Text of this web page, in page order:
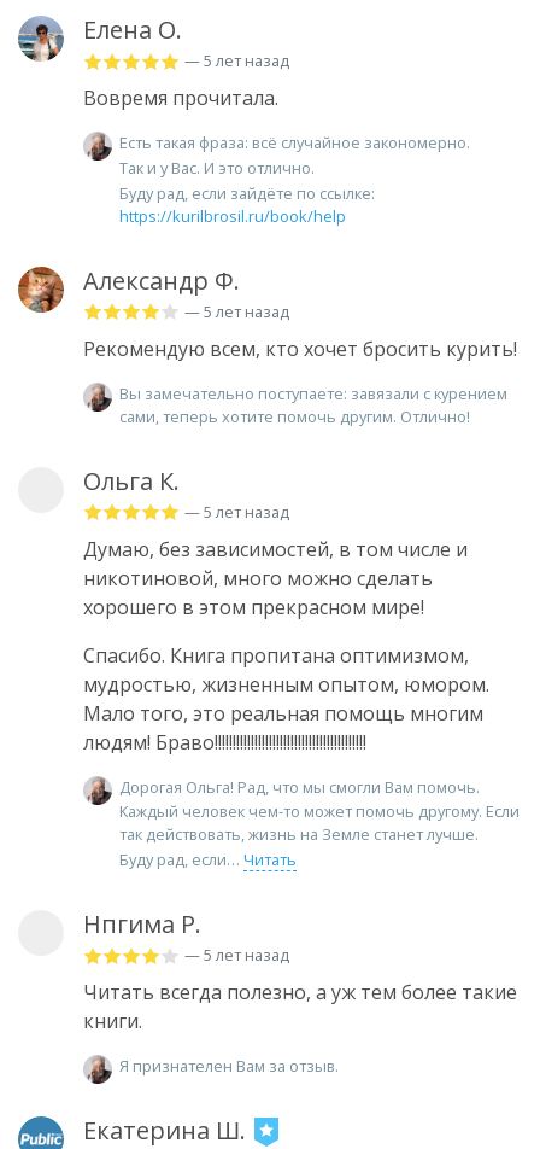
Елена О.
— 5 лет назад
Вовремя прочитала.
Есть такая фраза: всё случайное закономерно.
Так и у Вас. И это отлично.
Буду рад, если зайдёте по ссылке:
https://kurilbrosil.ru/book/help
Александр Ф.
— 5 лет назад
Рекомендую всем, кто хочет бросить курить!
Вы замечательно поступаете: завязали с курением
сами, теперь хотите помочь другим. Отлично!
Ольга К.
— 5 лет назад
Думаю, без зависимостей, в том числе и
никотиновой, много можно сделать
хорошего в этом прекрасном мире!
Спасибо. Книга пропитана оптимизмом,
мудростью, жизненным опытом, юмором.
Мало того, это реальная помощь многим
людям! Браво!!!!!!!!!!!!!!!!!!!!!!!!!!!!!!!!!!!!!!!!!!
Дорогая Ольга! Рад, что мы смогли Вам помочь.
Каждый человек чем-то может помочь другому. Если
так действовать, жизнь на Земле станет лучше.
Буду рад, если
Читать
Нпгима Р.
— 5 лет назад
Читать всегда полезно, а уж тем более такие
книги.
Я признателен Вам за отзыв.
Екатерина Ш.